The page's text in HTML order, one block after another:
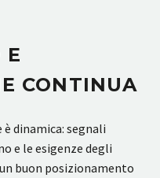
E
CONTINUA
dinamica: segnali
e le esigenze degli
buon posizionamento